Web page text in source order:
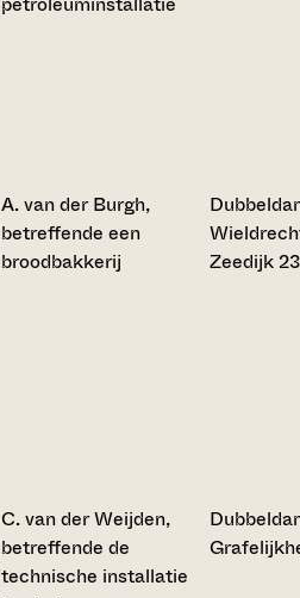
A. van der Burgh,
betreffende een
broodbakkerij
Zeedijk 23
C. van der Weijden,
betreffende de
technische installatie